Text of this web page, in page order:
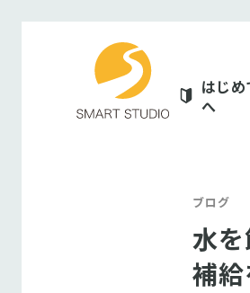
はじ
へ
ブログ
水
補給